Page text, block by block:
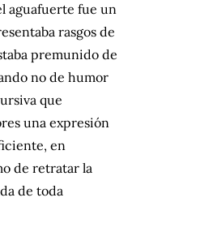
aguafuerte fue un
rasgos de
premunido de
no de humor
que
una expresión
en
de retratar la
de toda